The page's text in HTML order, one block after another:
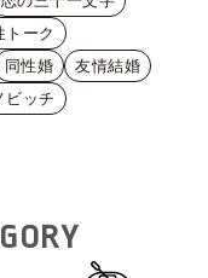
トーク
同性婚
友情結婚
ビッチ